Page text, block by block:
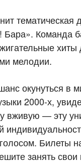
тематическая
Бара». Команда
хиты
мелодии.
окунуться в
2000-х,
вживую — эту
Билеты
занять